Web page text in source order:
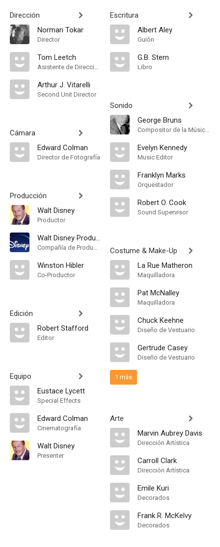
Dirección
Norman Tokar
Director
Tom Leetch
Asistente de Dirección
Arthur J. Vitarelli
Second Unit Director
Cámara
Edward Colman
Director de Fotografía
Producción
Walt Disney
Productor
Walt Disney Productions
Compañía de Produccion
Winston Hibler
Co-Productor
Edición
Robert Stafford
Editor
Equipo
Eustace Lycett
Special Effects
Edward Colman
Cinematografía
Walt Disney
Presenter
Escritura
Albert Aley
Guión
G.B. Stern
Libro
Sonido
George Bruns
Compositor de la Música Original, Música
Evelyn Kennedy
Music Editor
Franklyn Marks
Orquestador
Robert O. Cook
Sound Supervisor
Costume & Make-Up
La Rue Matheron
Maquilladora
Pat McNalley
Maquilladora
Chuck Keehne
Diseño de Vestuario
Gertrude Casey
Diseño de Vestuario
1 más
Arte
Marvin Aubrey Davis
Dirección Artística
Carroll Clark
Dirección Artística
Emile Kuri
Decorados
Frank R. McKelvy
Decorados